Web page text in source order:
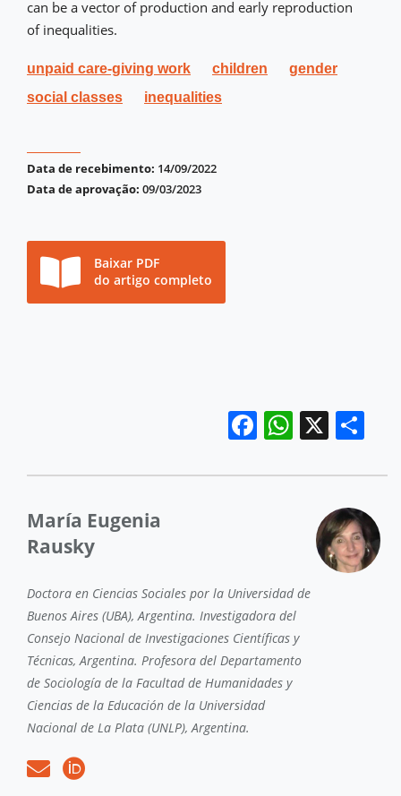
can be a vector of production and early reproduction
of inequalities.
unpaid care-giving work children
gender
social classes
inequalities
Data de recebimento: 14/09/2022
Data de aprovação: 09/03/2023
Baixar PDF
do artigo completo
Facebook
X
María Eugenia
Rausky
Doctora en Ciencias Sociales por la Universidad de
Buenos Aires (UBA), Argentina. Investigadora del
Consejo Nacional de Investigaciones Científicas y
Técnicas, Argentina. Profesora del Departamento
de Sociología de la Facultad de Humanidades y
Ciencias de la Educación de la Universidad
Nacional de La Plata (UNLP), Argentina.